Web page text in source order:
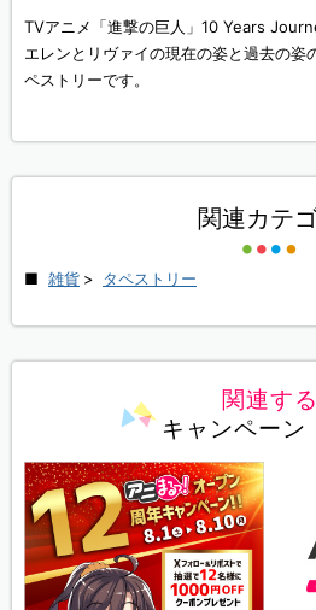
TVアニメ「進撃の巨人」10 Years
エレンとリヴァイの現在の姿と過去の姿
ペストリーです。
関連カテ
雑貨 > タペストリー
関連する
キャンペーン